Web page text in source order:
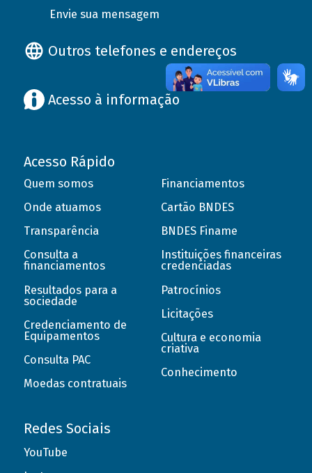
Envie sua mensagem
Outros telefones e endereços
Acesso à informação
Acesso Rápido
Quem somos
Onde atuamos
Transparência
Consulta a
financiamentos
Resultados para a
sociedade
Credenciamento de
Equipamentos
Consulta PAC
Moedas contratuais
Financiamentos
Cartão BNDES
BNDES Finame
Instituições financeiras
credenciadas
Patrocínios
Licitações
Cultura e economia
criativa
Conhecimento
Redes Sociais
YouTube